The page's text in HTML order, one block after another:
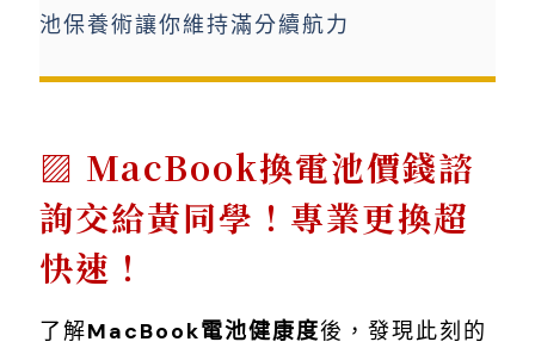
池保養術讓你維持滿分續航力
MacBook換電池價錢諮
詢交給黃同學！專業更換超
快速！
了解MacBook電池健康度後，發現此刻的